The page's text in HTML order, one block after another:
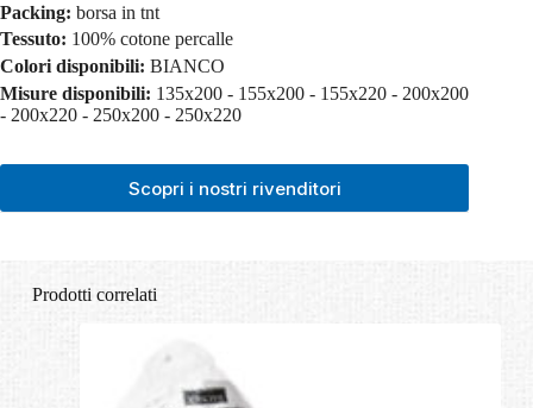
Packing: borsa in tnt
Tessuto: 100% cotone percalle
Colori disponibili: BIANCO
Misure disponibili: 135x200 - 155x200 - 155x220 - 200x200
- 200x220 - 250x200 - 250x220
Scopri i nostri rivenditori
Prodotti correlati